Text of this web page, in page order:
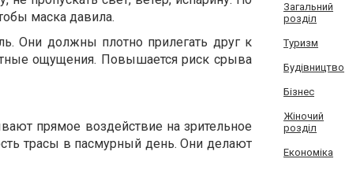
маска давила.
Они должны плотно прилегать друг к
ощущения. Повышается риск срыва
прямое воздействие на зрительное
трасы в пасмурный день. Они делают
Загальний
розділ
Туризм
Будівництво
Бізнес
Жіночий
розділ
Економіка